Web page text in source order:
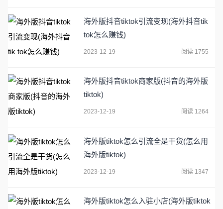
海外版抖音tiktok引流变现(海外抖音tik
tok怎么赚钱)
2023-12-19 阅读 1755
海外版抖音tiktok商家版(抖音的海外版
tiktok)
2023-12-19 阅读 1264
海外版tiktok怎么引流全是干货(怎么用
海外版tiktok)
2023-12-19 阅读 1347
海外版tiktok怎么入驻小店(海外版tiktok